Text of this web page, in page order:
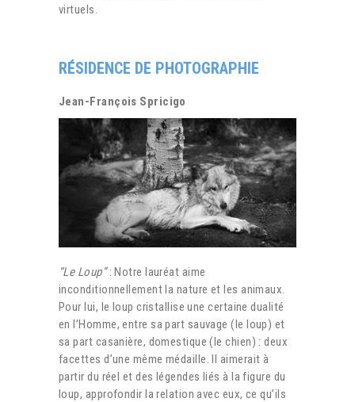
virtuels.
RÉSIDENCE DE PHOTOGRAPHIE
Jean-François Spricigo
“Le Loup”: Notre lauréat aime
inconditionnellement la nature et les animaux.
Pour lui, le loup cristallise une certaine dualité
en l’Homme, entre sa part sauvage (le loup) et
sa part casanière, domestique (le chien) : deux
facettes d’une même médaille. Il aimerait à
partir du réel et des légendes liés à la figure du
loup, approfondir la relation avec eux, ce qu’ils